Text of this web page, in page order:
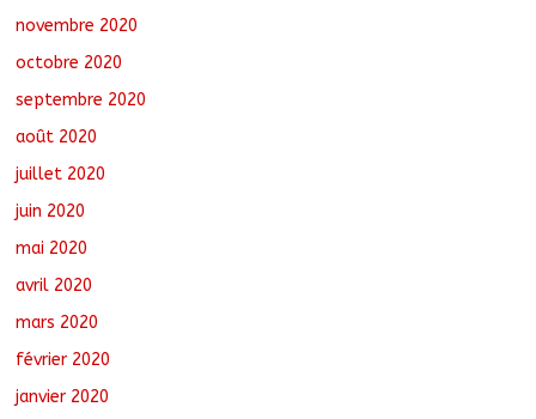
novembre 2020
octobre 2020
septembre 2020
août 2020
juillet 2020
juin 2020
mai 2020
avril 2020
mars 2020
février 2020
janvier 2020